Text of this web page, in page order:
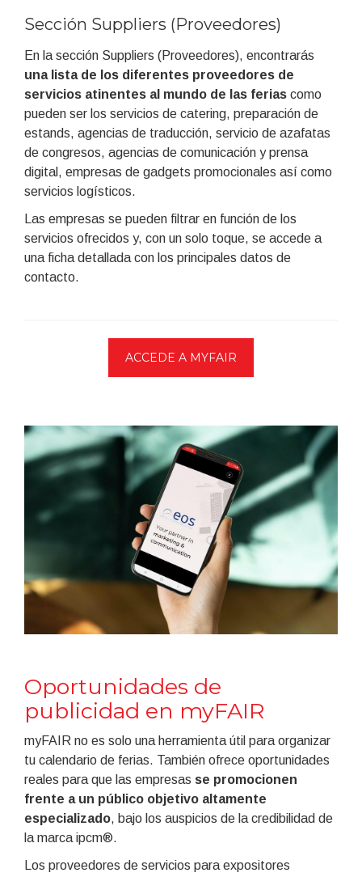
Sección Suppliers (Proveedores)
En la sección Suppliers (Proveedores), encontrarás
una lista de los diferentes proveedores de
servicios atinentes al mundo de las ferias como
pueden ser los servicios de catering, preparación de
estands, agencias de traducción, servicio de azafatas
de congresos, agencias de comunicación y prensa
digital, empresas de gadgets promocionales así como
servicios logísticos.
Las empresas se pueden filtrar en función de los
servicios ofrecidos y, con un solo toque, se accede a
una ficha detallada con los principales datos de
contacto.
ACCEDE A MYFAIR
Oportunidades de
publicidad en myFAIR
myFAIR no es solo una herramienta útil para organizar
tu calendario de ferias. También ofrece oportunidades
reales para que las empresas se promocionen
frente a un público objetivo altamente
especializado, bajo los auspicios de la credibilidad de
la marca ipcm®.
Los proveedores de servicios para expositores